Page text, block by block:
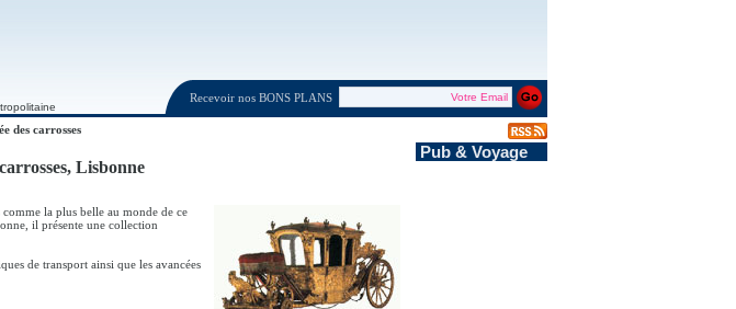
Recevoir nos BONS PLANS
des carrosses
Lisbonne
la plus belle au monde de ce
il présente une collection
de transport ainsi que les avancées
Pub & Voyage